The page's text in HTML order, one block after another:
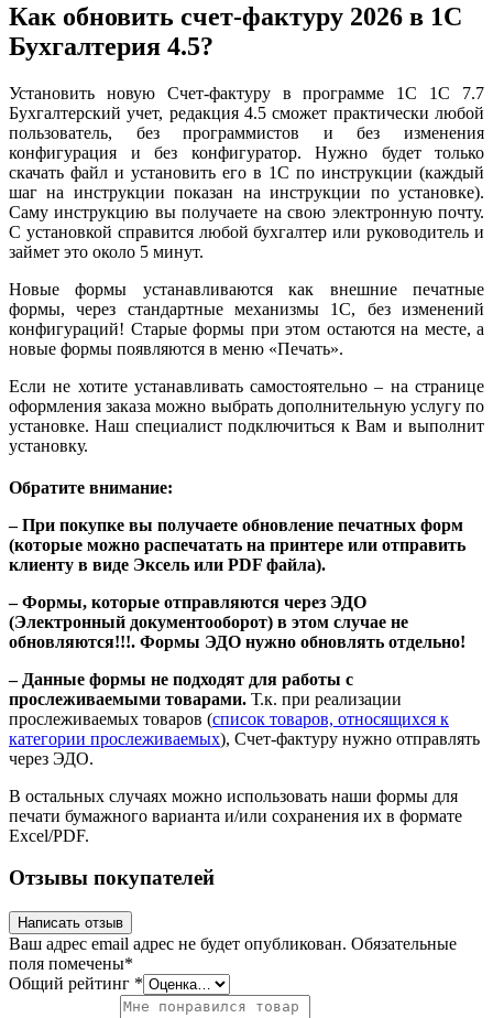
Как обновить счет-фактуру 2026 в 1С
Бухгалтерия 4.5?
Установить новую Счет-фактуру в программе 1C 1С 7.7
Бухгалтерский учет, редакция 4.5 сможет практически любой
пользователь, без программистов и без изменения
конфигурация и без конфигуратор. Нужно будет только
скачать файл и установить его в 1С по инструкции (каждый
шаг на инструкции показан на инструкции по установке).
Саму инструкцию вы получаете на свою электронную почту.
С установкой справится любой бухгалтер или руководитель и
займет это около 5 минут.
Новые формы устанавливаются как внешние печатные
формы, через стандартные механизмы 1С, без изменений
конфигураций! Старые формы при этом остаются на месте, а
новые формы появляются в меню «Печать».
Если не хотите устанавливать самостоятельно – на странице
оформления заказа можно выбрать дополнительную услугу по
установке. Наш специалист подключиться к Вам и выполнит
установку.
Обратите внимание:
– При покупке вы получаете обновление печатных форм
(которые можно распечатать на принтере или отправить
клиенту в виде Эксель или PDF файла).
– Формы, которые отправляются через ЭДО
(Электронный документооборот) в этом случае не
обновляются!!!. Формы ЭДО нужно обновлять отдельно!
– Данные формы не подходят для работы с
прослеживаемыми товарами. Т.к. при реализации
прослеживаемых товаров (список товаров, относящихся к
категории прослеживаемых), Счет-фактуру нужно отправлять
через ЭДО.
В остальных случаях можно использовать наши формы для
печати бумажного варианта и/или сохранения их в формате
Excel/PDF.
Отзывы покупателей
Написать отзыв
Ваш адрес email адрес не будет опубликован. Обязательные
поля помечены*
Общий рейтинг *